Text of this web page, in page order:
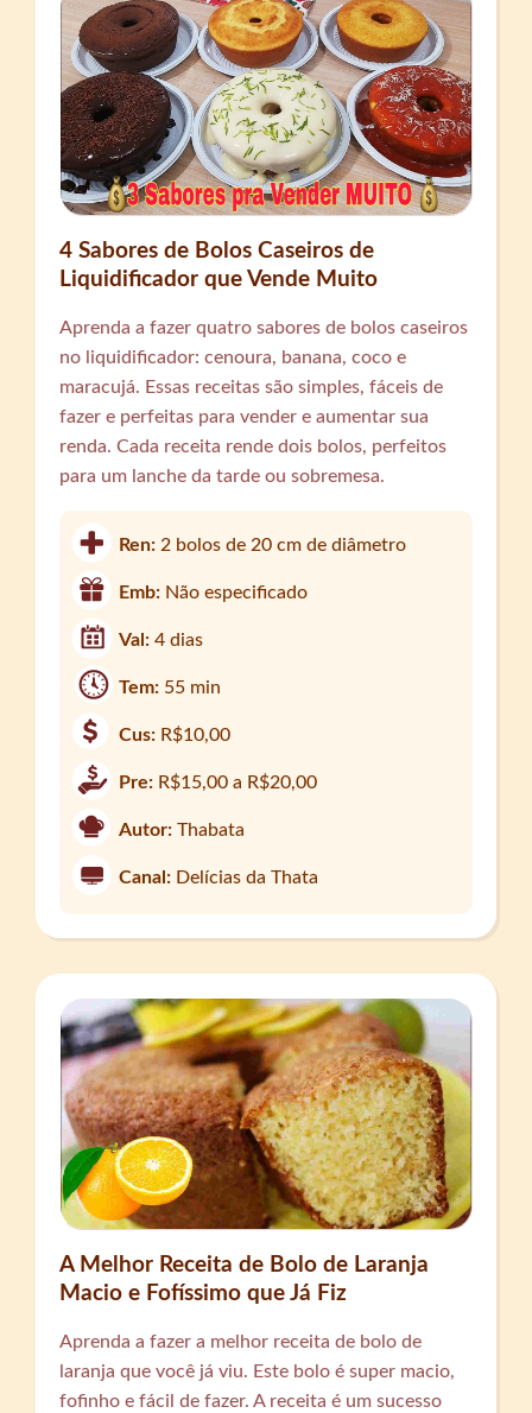
4 Sabores de Bolos Caseiros de
Liquidificador que Vende Muito
Aprenda a fazer quatro sabores de bolos caseiros
no liquidificador: cenoura, banana, coco e
maracujá. Essas receitas são simples, fáceis de
fazer e perfeitas para vender e aumentar sua
renda. Cada receita rende dois bolos, perfeitos
para um lanche da tarde ou sobremesa.
Ren:2 bolos de 20 cm de diâmetro
Emb: Não especificado
Val:4 dias
Tem: 55 min
Cus: R$10,00
Pre: R$15,00 a R$20,00
Autor: Thabata
Canal: Delícias da Thata
A Melhor Receita de Bolo de Laranja
Macio e Fofíssimo que Já Fiz
Aprenda a fazer a melhor receita de bolo de
laranja que você já viu. Este bolo é super macio,
fofinho e fácil de fazer. A receita é um sucesso